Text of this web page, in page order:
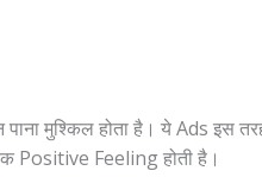
मुश्किल होता है। ये Ads इस
Positive Feeling होती है।